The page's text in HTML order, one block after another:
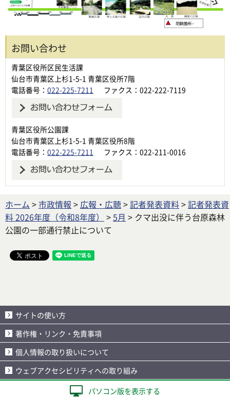
お問い合わせ
青葉区役所区民生活課
仙台市青葉区上杉1-5-1 青葉区役所7階
電話番号： 022-225-7211 ファクス：022-222-7119
青葉区役所公園課
仙台市青葉区上杉1-5-1 青葉区役所8階
電話番号： 022-225-7211 ファクス：022-211-0016
ホーム >市政情報 > 広報・広聴 >記者発表資料>記者発表資
料 2026年度（令和8年度）
>5月 > クマ出没に伴う台原森林
公園の一部通行禁止について
サイトの使い方
著作権・リンク・免責事項
個人情報の取り扱いについて
ウェブアクセシビリティへの取り組み
パソコン版を表示する